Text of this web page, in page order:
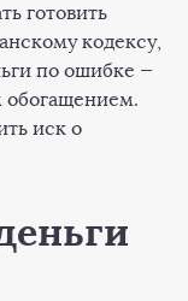
готовить
кодексу,
по ошибке —
обогащением.
иск о